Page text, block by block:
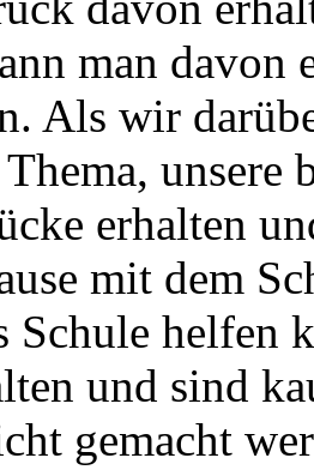
man davon
Als wir
unsere
erhalten
mit dem
Schule helfen
und sind
gemacht